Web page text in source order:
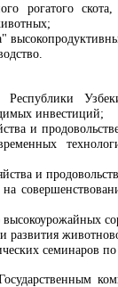
рогатого
инвестиций;
и
и
семинаров